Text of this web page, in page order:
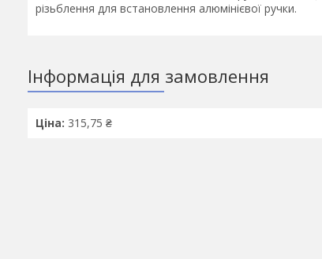
різьблення для встановлення алюмінієвої ручки.
Інформація для замовлення
Ціна: 315,75 ₴